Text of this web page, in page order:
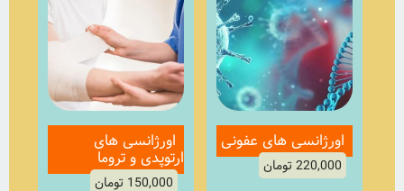
اورژانسی های عفونی
220,000 تومان
اورژانسی های
ارتوپدی و تروما
150,000 تومان